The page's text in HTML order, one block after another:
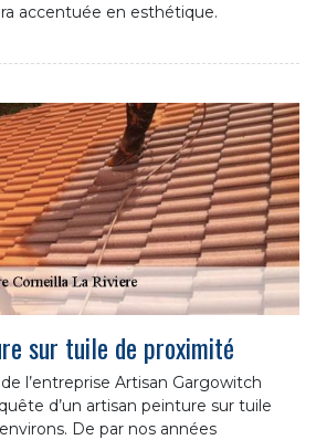
accentuée en esthétique.
sur tuile de proximité
l’entreprise Artisan Gargowitch
d’un artisan peinture sur tuile
De par nos années